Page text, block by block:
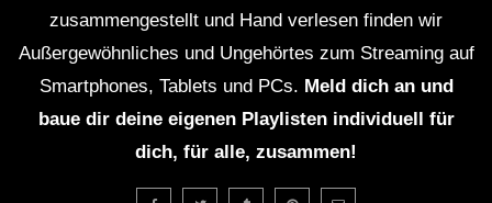
zusammengestellt und Hand verlesen finden wir
Außergewöhnliches und Ungehörtes zum Streaming auf
Smartphones, Tablets und PCs. Meld dich an und
baue dir deine eigenen Playlisten individuell für
dich, für alle, zusammen!